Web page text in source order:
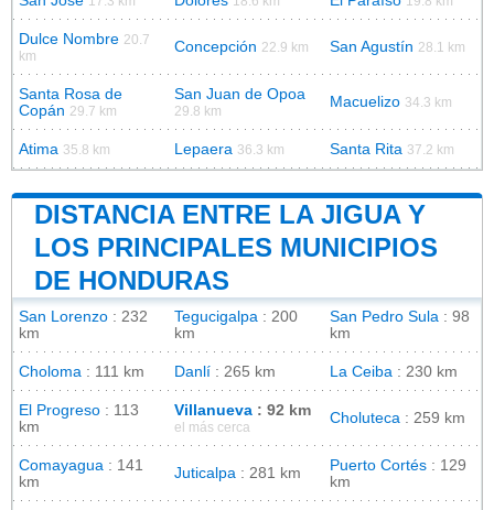
Dulce Nombre 20.7
km
Concepción 22.9 km San Agustín 28.1 km
Santa Rosa de
Copán 29.7 km
San Juan de Opoa
29.8 km
Macuelizo 34.3 km
Atima 35.8 km Lepaera 36.3 km Santa Rita 37.2 km
DISTANCIA ENTRE LA JIGUA Y
LOS PRINCIPALES MUNICIPIOS
DE HONDURAS
San Lorenzo : 232
km
Tegucigalpa : 200
km
San Pedro Sula : 98
km
Choloma : 111 km Danlí : 265 km La Ceiba : 230 km
El Progreso : 113
km
Villanueva : 92 km
el más cerca
Choluteca : 259 km
Comayagua : 141
km
Juticalpa : 281 km Puerto Cortés : 129
km